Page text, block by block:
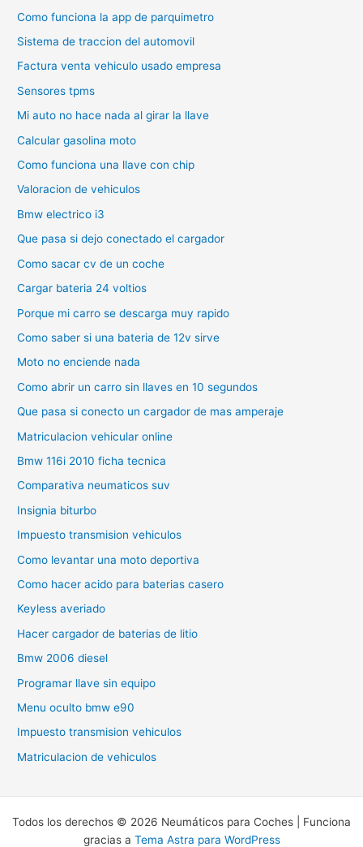
Como funciona la app de parquimetro
Sistema de traccion del automovil
Factura venta vehiculo usado empresa
Sensores tpms
Mi auto no hace nada al girar la llave
Calcular gasolina moto
Como funciona una llave con chip
Valoracion de vehiculos
Bmw electrico i3
Que pasa si dejo conectado el cargador
Como sacar cv de un coche
Cargar bateria 24 voltios
Porque mi carro se descarga muy rapido
Como saber si una bateria de 12v sirve
Moto no enciende nada
Como abrir un carro sin llaves en 10 segundos
Que pasa si conecto un cargador de mas amperaje
Matriculacion vehicular online
Bmw 116i 2010 ficha tecnica
Comparativa neumaticos suv
Insignia biturbo
Impuesto transmision vehiculos
Como levantar una moto deportiva
Como hacer acido para baterias casero
Keyless averiado
Hacer cargador de baterias de litio
Bmw 2006 diesel
Programar llave sin equipo
Menu oculto bmw e90
Impuesto transmision vehiculos
Matriculacion de vehiculos
Todos los derechos © 2026 Neumáticos para Coches | Funciona
gracias a Tema Astra para WordPress